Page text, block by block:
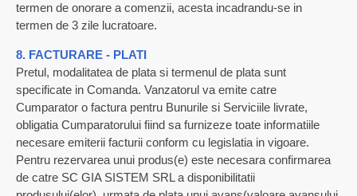
termen de onorare a comenzii, acesta incadrandu-se in
termen de 3 zile lucratoare.
8. FACTURARE - PLATI
Pretul, modalitatea de plata si termenul de plata sunt
specificate in Comanda. Vanzatorul va emite catre
Cumparator o factura pentru Bunurile si Serviciile livrate,
obligatia Cumparatorului fiind sa furnizeze toate informatiile
necesare emiterii facturii conform cu legislatia in vigoare.
Pentru rezervarea unui produs(e) este necesara confirmarea
de catre SC GIA SISTEM SRL a disponibilitatii